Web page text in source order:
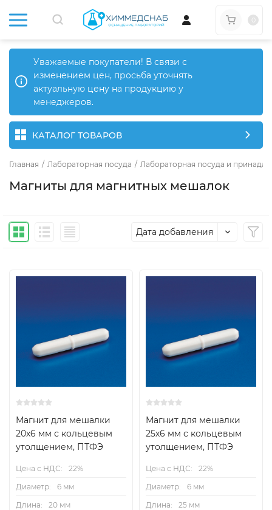
Уважаемые покупатели! В связи с
изменением цен, просьба уточнять
актуальную цену на продукцию у
менеджеров.
КАТАЛОГ ТОВАРОВ
Главная / Лабораторная посуда / Лабораторная посуда и
Магниты для магнитных мешалок
Дата добавления
Магнит для мешалки
20х6 мм с кольцевым
утолщением, ПТФЭ
Цена с НДС:
22%
Диаметр:
6 мм
Длина:
20 мм
Магнит для мешалки
25х6 мм с кольцевым
утолщением, ПТФЭ
Цена с НДС:
22%
Диаметр:
6 мм
Длина:
25 мм